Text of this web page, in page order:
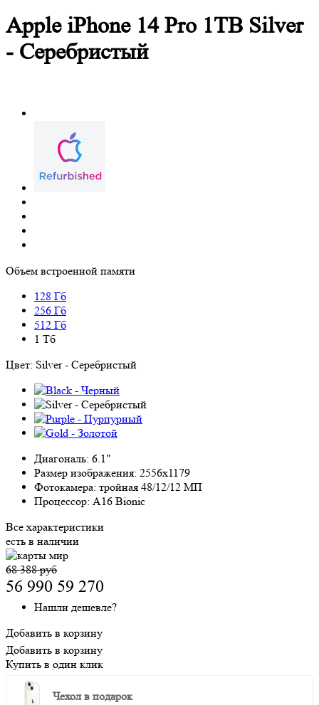
Apple iPhone 14 Pro 1TB Silver
- Серебристый
Объем встроенной памяти
128 Гб
256 Гб
512 Гб
1 Тб
Цвет: Silver - Серебристый
Диагональ: 6.1"
Размер изображения: 2556x1179
Фотокамера: тройная 48/12/12 МП
Процессор: A16 Bionic
Все характеристики
есть в наличии
68 388 руб
56 990 59 270
Нашли дешевле?
Добавить в корзину
Добавить в корзину
Купить в один клик
Чехол в подарок